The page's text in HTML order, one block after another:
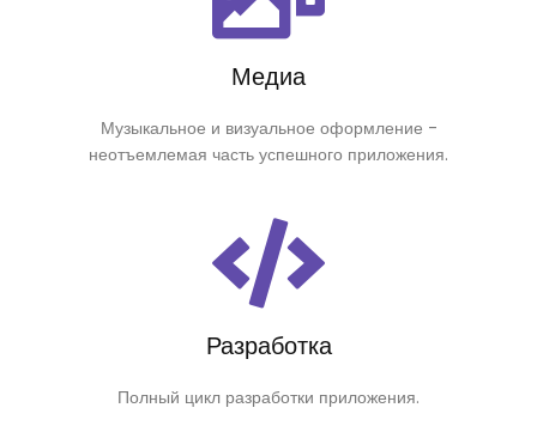
Медиа
Музыкальное и визуальное оформление -
неотъемлемая часть успешного приложения.
Разработка
Полный цикл разработки приложения.